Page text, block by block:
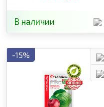
В наличии
-15%